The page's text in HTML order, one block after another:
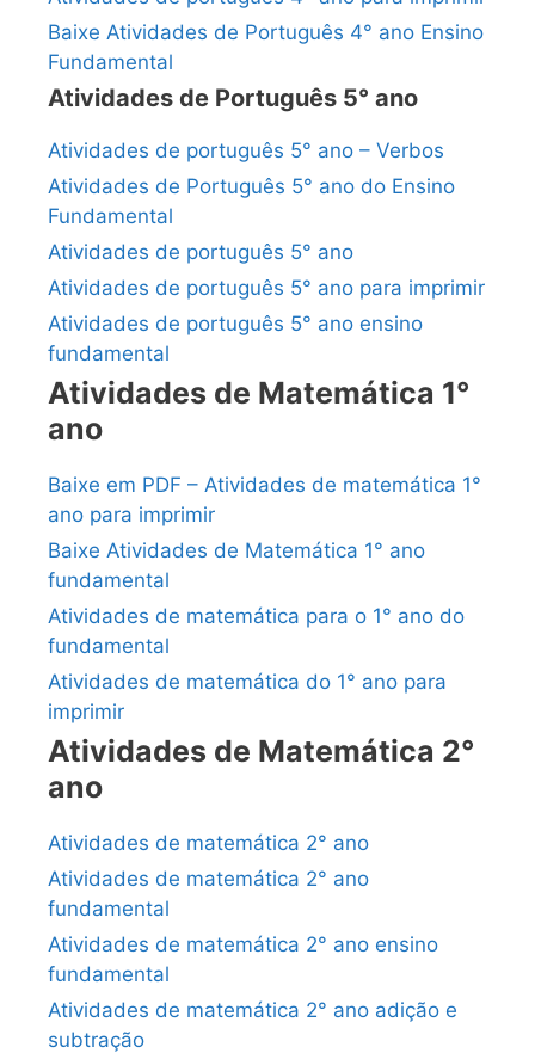
Baixe Atividades de Português 4° ano Ensino
Fundamental
Atividades de Português 5° ano
Atividades de português 5° ano – Verbos
Atividades de Português 5° ano do Ensino
Fundamental
Atividades de português 5° ano
Atividades de português 5° ano para imprimir
Atividades de português 5° ano ensino
fundamental
Atividades de Matemática 1°
ano
Baixe em PDF – Atividades de matemática 1°
ano para imprimir
Baixe Atividades de Matemática 1° ano
fundamental
Atividades de matemática para o 1° ano do
fundamental
Atividades de matemática do 1° ano para
imprimir
Atividades de Matemática 2°
ano
Atividades de matemática 2° ano
Atividades de matemática 2° ano
fundamental
Atividades de matemática 2° ano ensino
fundamental
Atividades de matemática 2° ano adição e
subtração